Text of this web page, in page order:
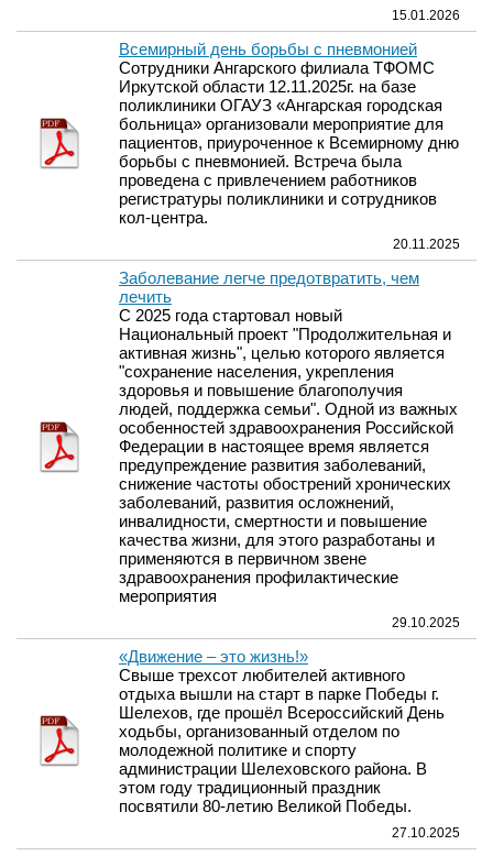
15.01.2026
Всемирный день борьбы с пневмонией
Сотрудники Ангарского филиала ТФОМС
Иркутской области 12.11.2025г. на базе
поликлиники ОГАУЗ «Ангарская городская
больница» организовали мероприятие для
пациентов, приуроченное к Всемирному дню
борьбы с пневмонией. Встреча была
проведена с привлечением работников
регистратуры поликлиники и сотрудников
кол-центра.
20.11.2025
Заболевание легче предотвратить, чем
лечить
С 2025 года стартовал новый
Национальный проект "Продолжительная и
активная жизнь", целью которого является
"сохранение населения, укрепления
здоровья и повышение благополучия
людей, поддержка семьи". Одной из важных
особенностей здравоохранения Российской
Федерации в настоящее время является
предупреждение развития заболеваний,
снижение частоты обострений хронических
заболеваний, развития осложнений,
инвалидности, смертности и повышение
качества жизни, для этого разработаны и
применяются в первичном звене
здравоохранения профилактические
мероприятия
29.10.2025
«Движение – это жизнь!»
Свыше трехсот любителей активного
отдыха вышли на старт в парке Победы г.
Шелехов, где прошёл Всероссийский День
ходьбы, организованный отделом по
молодежной политике и спорту
администрации Шелеховского района. В
этом году традиционный праздник
посвятили 80-летию Великой Победы.
27.10.2025